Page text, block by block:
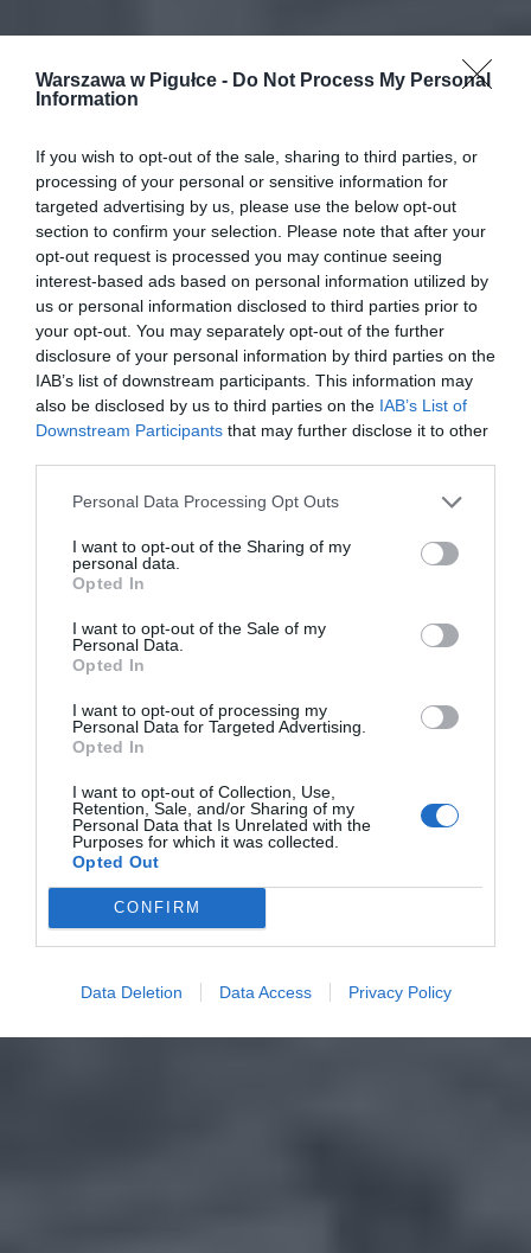
Warszawa w Pigułce - Do Not Process My Personal
Information
If you wish to opt-out of the sale, sharing to third parties, or
processing of your personal or sensitive information for
targeted advertising by us, please use the below opt-out
section to confirm your selection. Please note that after your
opt-out request is processed you may continue seeing
interest-based ads based on personal information utilized by
us or personal information disclosed to third parties prior to
your opt-out. You may separately opt-out of the further
disclosure of your personal information by third parties on the
IAB’s list of downstream participants. This information may
also be disclosed by us to third parties on the IAB’s List of
Downstream Participants that may further disclose it to other
Personal Data Processing Opt Outs
I want to opt-out of the Sharing of my
personal data.
Opted In
I want to opt-out of the Sale of my
Personal Data.
Opted In
I want to opt-out of processing my
Personal Data for Targeted Advertising.
Opted In
I want to opt-out of Collection, Use,
Retention, Sale, and/or Sharing of my
Personal Data that Is Unrelated with the
Purposes for which it was collected.
Opted Out
CONFIRM
Data Deletion Data Access Privacy Policy